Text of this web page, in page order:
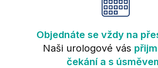
Objednáte se vždy na
Naši urologové vás
čekání a s